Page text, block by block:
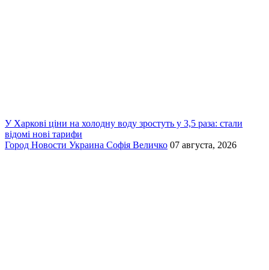
У Харкові ціни на холодну воду зростуть у 3,5 раза: стали
відомі нові тарифи
Город Новости Украина Софія Величко 07 августа, 2026